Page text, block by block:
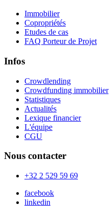
Immobilier
Copropriétés
Etudes de cas
FAQ Porteur de Projet
Infos
Crowdlending
Crowdfunding immobilier
Statistiques
Actualités
Lexique financier
L'équipe
CGU
Nous contacter
+32 2 529 59 69
facebook
linkedin